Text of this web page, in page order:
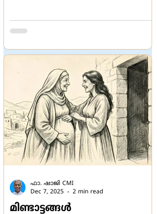
വിശേഷണങ്ങളെക്കുറിച്ചുള്ള ഒരു
തര്‍ക്കമല്ല. റോമിന്‍റെ സഭാഐക്യ
നീക്കമാണ്. പ്രൊട്ടസ്റ്റന്‍റുകളുമായി നല്ല
ബന്ധം സ്ഥാപിക്കുക, നൂറ്റാണ്ടുകളുടെ
വൈരാഗ്യം ലഘൂകരിക്കുക, അ
മിണ്ടാട്ടങ്ങള്‍
ഫാ. ഷാജി CMI
Dec 7, 2025
2 min read